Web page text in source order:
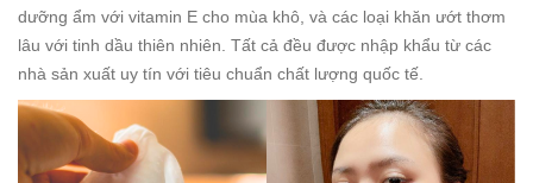
dưỡng ẩm với vitamin E cho mùa khô, và các loại khăn ướt thơm
lâu với tinh dầu thiên nhiên. Tất cả đều được nhập khẩu từ các
nhà sản xuất uy tín với tiêu chuẩn chất lượng quốc tế.